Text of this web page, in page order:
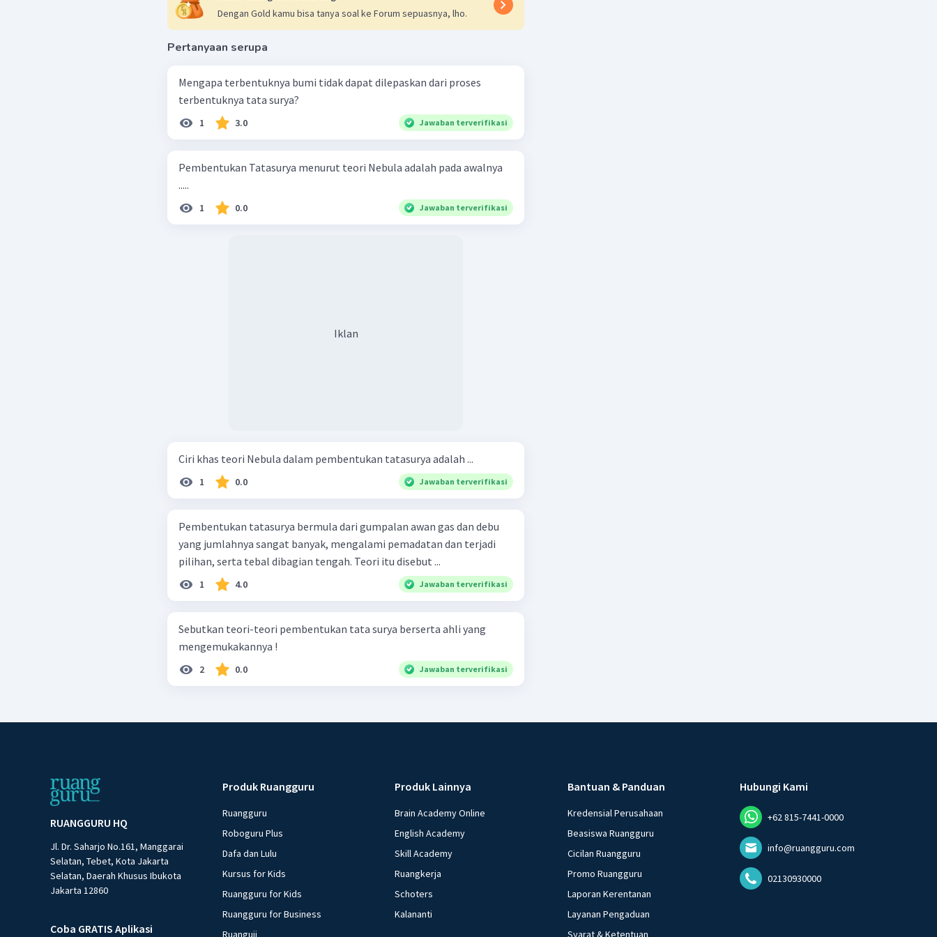
Dengan Gold kamu bisa tanya soal ke Forum sepuasnya, lho.
Pertanyaan serupa
Mengapa terbentuknya bumi tidak dapat dilepaskan dari proses
terbentuknya tata surya?
1 3.0 Jawaban terverifikasi
Pembentukan Tatasurya menurut teori Nebula adalah pada awalnya
.....
1 0.0 Jawaban terverifikasi
Iklan
Ciri khas teori Nebula dalam pembentukan tatasurya adalah ...
1 0.0 Jawaban terverifikasi
Pembentukan tatasurya bermula dari gumpalan awan gas dan debu
yang jumlahnya sangat banyak, mengalami pemadatan dan terjadi
pilihan, serta tebal dibagian tengah. Teori itu disebut ...
1 4.0 Jawaban terverifikasi
Sebutkan teori-teori pembentukan tata surya berserta ahli yang
mengemukakannya !
2 0.0 Jawaban terverifikasi
RUANGGURU HQ
Jl. Dr. Saharjo No.161, Manggarai
Selatan, Tebet, Kota Jakarta
Selatan, Daerah Khusus Ibukota
Jakarta 12860
Coba GRATIS Aplikasi
Produk Ruangguru
Ruangguru
Roboguru Plus
Dafa dan Lulu
Kursus for Kids
Ruangguru for Kids
Ruangguru for Business
Ruanguji
Produk Lainnya
Brain Academy Online
English Academy
Skill Academy
Ruangkerja
Schoters
Kalananti
Bantuan & Panduan
Kredensial Perusahaan
Beasiswa Ruangguru
Cicilan Ruangguru
Promo Ruangguru
Laporan Kerentanan
Layanan Pengaduan
Syarat & Ketentuan
Hubungi Kami
+62 815-7441-0000
info@ruangguru.com
02130930000